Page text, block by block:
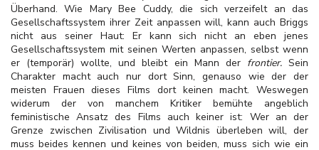
Überhand. Wie Mary Bee Cuddy, die sich verzeifelt an das
Gesellschaftssystem ihrer Zeit anpassen will, kann auch Briggs
nicht aus seiner Haut: Er kann sich nicht an eben jenes
Gesellschaftssystem mit seinen Werten anpassen, selbst wenn
er (temporär) wollte, und bleibt ein Mann der frontier.Sein
Charakter macht auch nur dort Sinn, genauso wie der der
meisten Frauen dieses Films dort keinen macht. Weswegen
widerum der von manchem Kritiker bemühte angeblich
feministische Ansatz des Films auch keiner ist: Wer an der
Grenze zwischen Zivilisation und Wildnis überleben will, der
muss beides kennen und keines von beiden, muss sich wie ein